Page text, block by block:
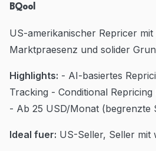
BQool
US-amerikanischer Repricer mit
Marktpraesenz und solider
Highlights: - AI-basiertes
Tracking - Conditional
- Ab 25 USD/Monat (begrenzte
Ideal fuer: US-Seller, Seller mit